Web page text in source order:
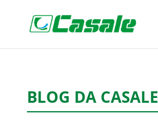
BLOG DA CASALE